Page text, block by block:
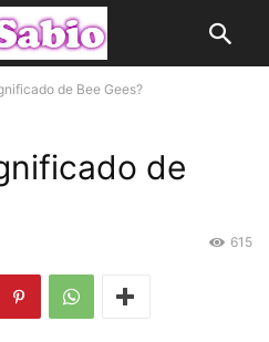
de Bee Gees?
de
615